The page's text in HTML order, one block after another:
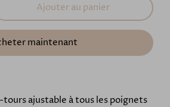
Ajouter au panier
maintenant
ajustable à tous les poignets